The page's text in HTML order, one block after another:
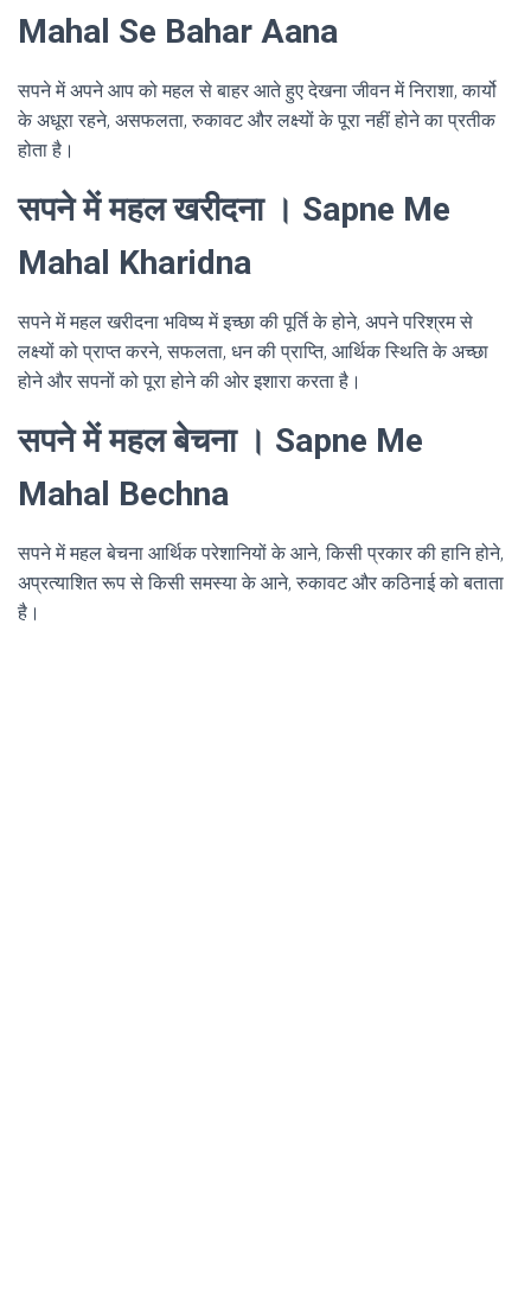
Mahal Se Bahar Aana
सपने में अपने आप को महल से बाहर आते हुए देखना जीवन में निराशा, कार्यो
के अधूरा रहने, असफलता, रुकावट और लक्ष्यों के पूरा नहीं होने का प्रतीक
होता है।
सपने में महल खरीदना । Sapne Me
Mahal Kharidna
सपने में महल खरीदना भविष्य में इच्छा की पूर्ति के होने, अपने परिश्रम से
लक्ष्यों को प्राप्त करने, सफलता, धन की प्राप्ति, आर्थिक स्थिति के अच्छा
होने और सपनों को पूरा होने की ओर इशारा करता है।
सपने में महल बेचना । Sapne Me
Mahal Bechna
सपने में महल बेचना आर्थिक परेशानियों के आने, किसी प्रकार की हानि होने,
अप्रत्याशित रूप से किसी समस्या के आने, रुकावट और कठिनाई को बताता
है।